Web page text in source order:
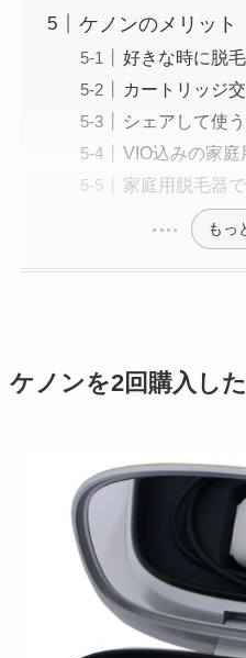
ケノンのメリット
好きな時に脱
カートリッジ
シェアして使
VIO込みの家
家庭用脱毛器
もっ
ケノンを2回購入し